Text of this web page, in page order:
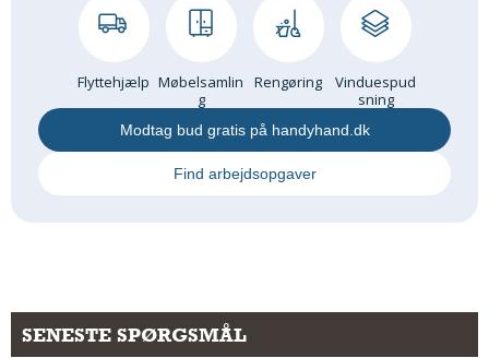
Rengøring Af Overflader
Flyttehjælp Møbelsamlin
g
Rengøring
Vinduespud
sning
Modtag bud gratis på handyhand.dk
Find arbejdsopgaver
SENESTE SPØRGSMÅL